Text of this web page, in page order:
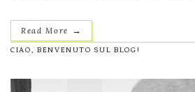
Read More →
CIAO, BENVENUTO SUL BLOG!